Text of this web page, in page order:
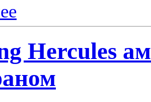
Hercules